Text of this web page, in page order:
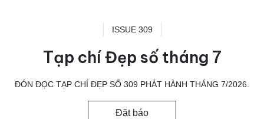
ISSUE 309
Tạp chí Đẹp số tháng 7
ĐÓN ĐỌC TẠP CHÍ ĐẸP SỐ 309 PHÁT HÀNH THÁNG 7/2026.
Đặt báo